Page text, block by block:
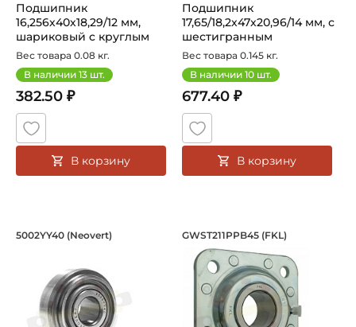
Подшипник
16,256х40х18,29/12 мм,
шариковый c круглым
отверстием на вал ...
Вес товара 0.08 кг.
В наличии 13 шт.
382.50 ₽
В корзину
Подшипник
17,65/18,2х47х20,96/14 мм, с
шестигранным
отверстием на шести...
Вес товара 0.145 кг.
В наличии 10 шт.
677.40 ₽
В корзину
Подшипник 12,7х40/33,8х19 мм,
Наш новый продукт - подшипник 5002YY40 Neovert
5002YY40 (Neovert) Корпус c
Подшипник
GWST211PPB45 (FKL)